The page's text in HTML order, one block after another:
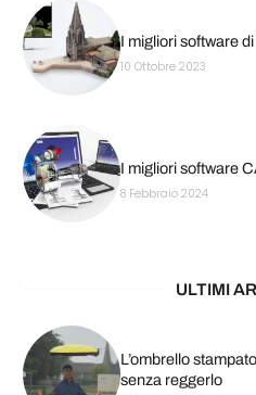
I migliori software
10 Ottobre 2023
I migliori software
8 Febbraio 2024
ULTIMI
L’ombrello
senza reggerlo